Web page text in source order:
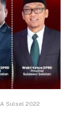
Sulsel 2022